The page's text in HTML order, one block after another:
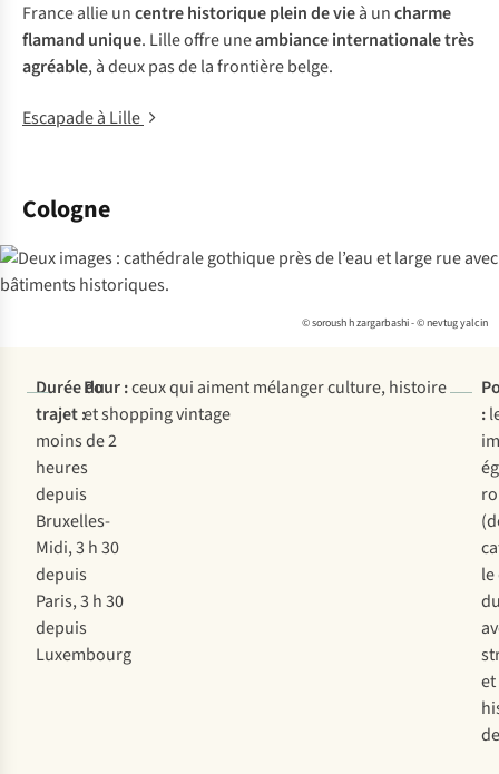
France allie uncentre historique plein de vieà uncharme
flamand unique. Lille offre uneambiance internationale très
agréable, à deux pas de la frontière belge.
Escapade à Lille
Cologne
© soroush h zargarbashi - © nevtug yalcin
Durée du
trajet :
moins de 2
heures
depuis
Bruxelles-
Midi, 3 h 30
depuis
Paris, 3 h 30
depuis
Luxembourg
Pour :ceux qui aiment mélanger culture, histoire
et shopping vintage
: